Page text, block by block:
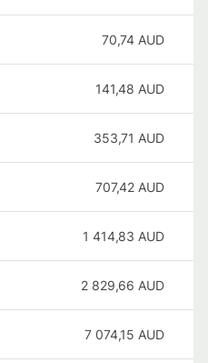
70,74 AUD
141,48 AUD
353,71 AUD
707,42 AUD
1 414,83 AUD
2 829,66 AUD
7 074,15 AUD